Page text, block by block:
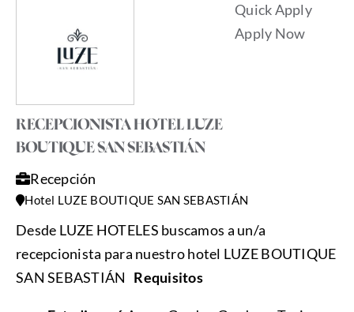
RECEPCIONISTA HOTEL LUZE
BOUTIQUE SAN SEBASTIÁN
Quick Apply
Apply Now
Recepción
Hotel LUZE BOUTIQUE SAN SEBASTIÁN
Desde LUZE HOTELES buscamos a un/a
recepcionista para nuestro hotel LUZE BOUTIQUE
SAN SEBASTIÁN Requisitos